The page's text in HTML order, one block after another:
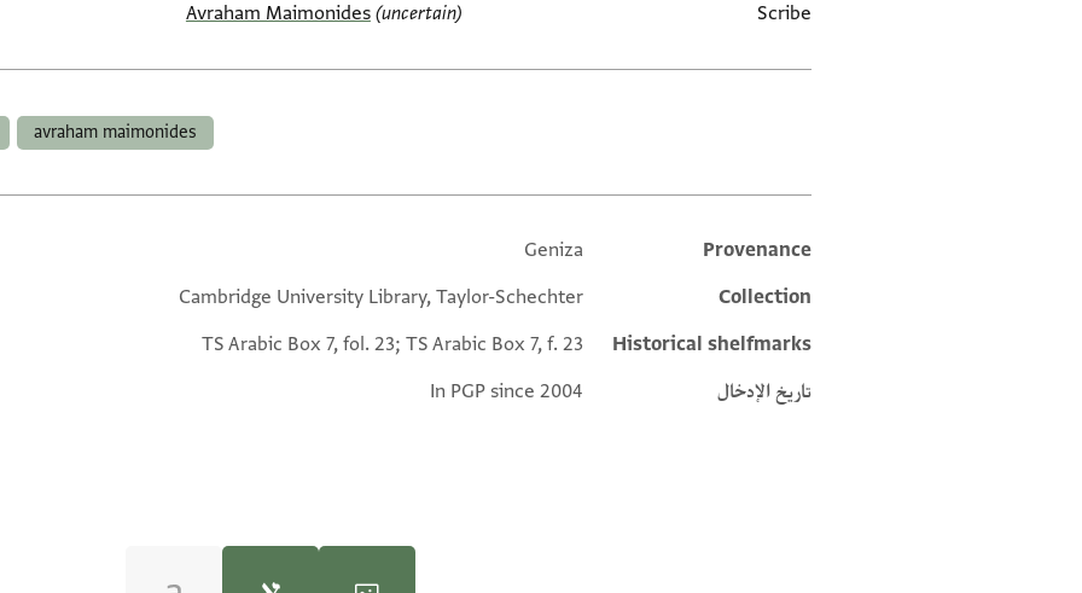
Scribe
Avraham Maimonides (uncertain)
avraham maimonides
Additional metadata
Provenance
Geniza
Collection
Cambridge University Library, Taylor-Schechter
Historical shelfmarks
TS Arabic Box 7, fol. 23; TS Arabic Box 7, f. 23
تاريخ الإدخال
In PGP since 2004